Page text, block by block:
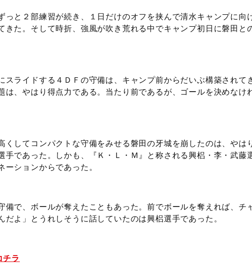
っと２部練習が続き、１日だけのオフを挟んで清水キャンプに向
きた。そして時折、強風が吹き荒れる中でキャンプ初日に磐田と
スライドする４ＤＦの守備は、キャンプ前からだいぶ構築されて
は、やはり得点力である。当たり前であるが、ゴールを決めなけ
くしてコンパクトな守備をみせる磐田の牙城を崩したのは、やは
手であった。しかも、『Ｋ・Ｌ・Ｍ』と称される興梠・李・武藤
ーションからであった。
備で、ボールが奪えたこともあった。前でボールを奪えれば、チ
だよ」とうれしそうに話していたのは興梠選手であった。
チラ